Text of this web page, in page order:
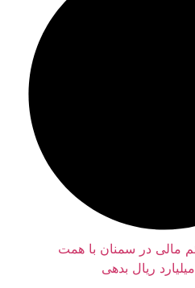
در سمنان با همت